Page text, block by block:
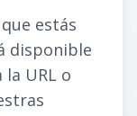
estás
disponible
URL o